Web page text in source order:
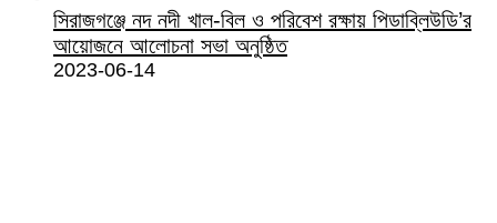
সিরাজগঞ্জে নদ নদী খাল-বিল ও পরিবেশ রক্ষায় পিডাব্লিউডি’র
আয়োজনে আলোচনা সভা অনুষ্ঠিত
2023-06-14